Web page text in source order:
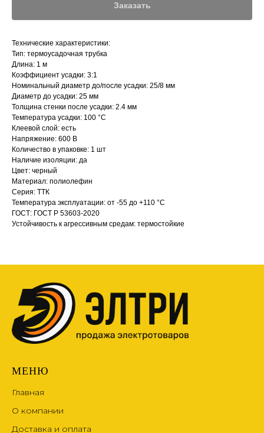
Заказать
Технические характеристики:
Тип: термоусадочная трубка
Длина: 1 м
Коэффициент усадки: 3:1
Номинальный диаметр до/после усадки: 25/8 мм
Диаметр до усадки: 25 мм
Толщина стенки после усадки: 2.4 мм
Температура усадки: 100 °С
Клеевой слой: есть
Напряжение: 600 В
Количество в упаковке: 1 шт
Наличие изоляции: да
Цвет: черный
Материал: полиолефин
Серия: ТТК
Температура эксплуатации: от -55 до +110 °С
ГОСТ: ГОСТ Р 53603-2020
Устойчивость к агрессивным средам: термостойкие
МЕНЮ
Главная
О компании
Доставка и оплата